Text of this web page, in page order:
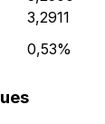
3,2911
0,53%